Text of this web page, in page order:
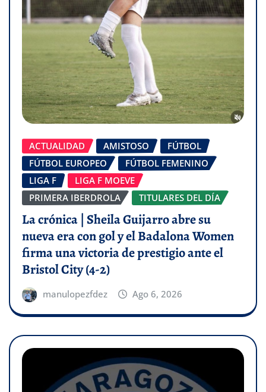
ACTUALIDAD AMISTOSO
FÚTBOL
FÚTBOL EUROPEO
FÚTBOL FEMENINO
LIGA F
LIGA F MOEVE
PRIMERA IBERDROLA
TITULARES DEL DÍA
La crónica | Sheila Guijarro abre su
nueva era con gol y el Badalona Women
firma una victoria de prestigio ante el
Bristol City (4-2)
manulopezfdez Ago 6, 2026